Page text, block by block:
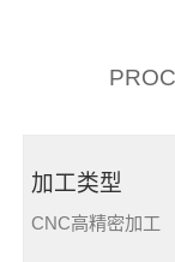
加工类型
CNC高精密加工